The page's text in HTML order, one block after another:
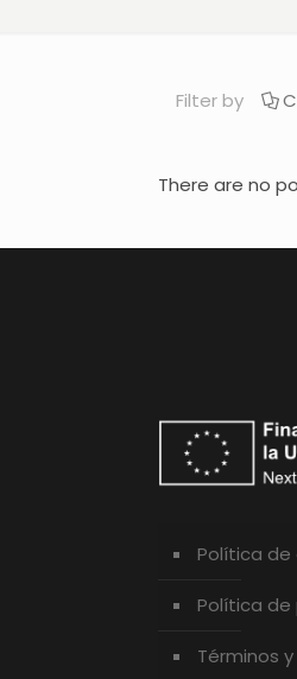
Filter by
There are no
Política de
Política de
Términos